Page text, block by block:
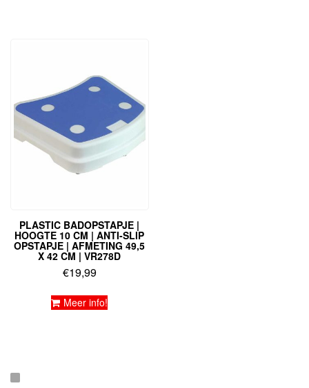
PLASTIC BADOPSTAPJE |
HOOGTE 10 CM | ANTI-SLIP
OPSTAPJE | AFMETING 49,5
X 42 CM | VR278D
€19,99
Meer info!